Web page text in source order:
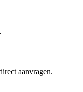
aanvragen.